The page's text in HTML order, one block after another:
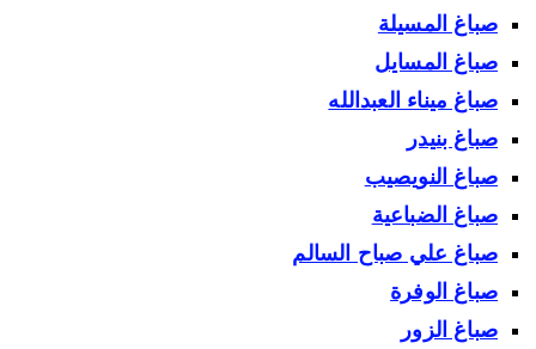
صباغ المسيلة
صباغ المسايل
صباغ ميناء العبدالله
صباغ بنيدر
صباغ النويصيب
صباغ الضباعية
صباغ علي صباح السالم
صباغ الوفرة
صباغ الزور